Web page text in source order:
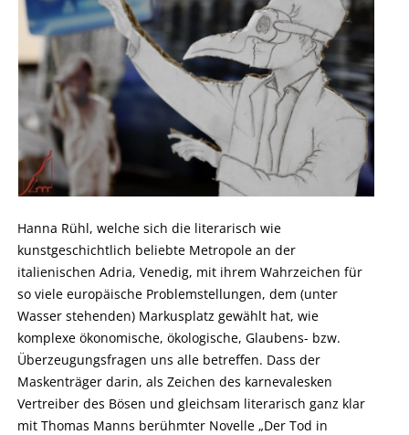
Hanna Rühl, welche sich die literarisch wie
kunstgeschichtlich beliebte Metropole an der
italienischen Adria, Venedig, mit ihrem Wahrzeichen für
so viele europäische Problemstellungen, dem (unter
Wasser stehenden) Markusplatz gewählt hat, wie
komplexe ökonomische, ökologische, Glaubens- bzw.
Überzeugungsfragen uns alle betreffen. Dass der
Maskenträger darin, als Zeichen des karnevalesken
Vertreiber des Bösen und gleichsam literarisch ganz klar
mit Thomas Manns berühmter Novelle „Der Tod in